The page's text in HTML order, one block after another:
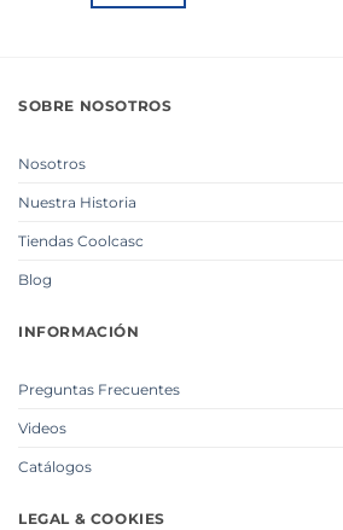
SOBRE NOSOTROS
Nosotros
Nuestra Historia
Tiendas Coolcasc
Blog
INFORMACIÓN
Preguntas Frecuentes
Videos
Catálogos
LEGAL & COOKIES